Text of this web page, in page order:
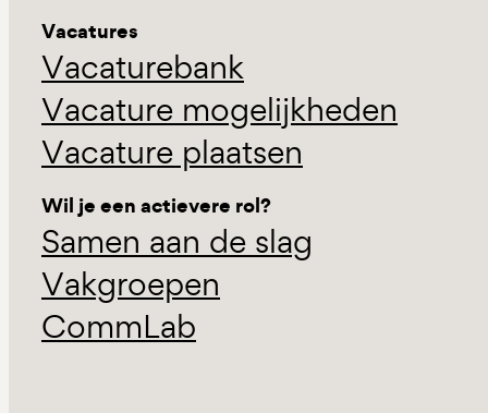
Vacatures
Vacaturebank
Vacature mogelijkheden
Vacature plaatsen
Wil je een actievere rol?
Samen aan de slag
Vakgroepen
CommLab